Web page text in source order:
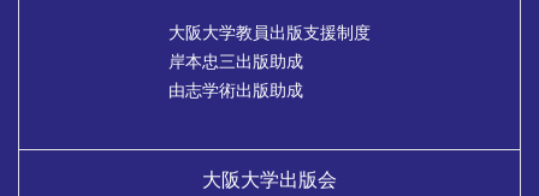
大阪大学教員出版支援制度
岸本忠三出版助成
由志学術出版助成
大阪大学出版会